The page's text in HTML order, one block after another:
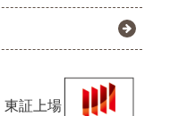
東証上場